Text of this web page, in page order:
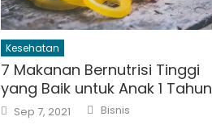
Kesehatan
7 Makanan Bernutrisi Tinggi
yang Baik untuk Anak 1 Tahun
Posted
on
Sep 7, 2021 Author
Bisnis